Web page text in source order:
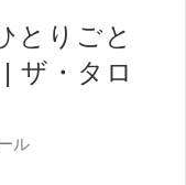
とりごと
ザ・タロ
ル